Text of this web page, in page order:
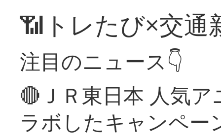
📶トレたび×交通
注目のニュース👇
🔴ＪＲ東日本 人気
ラボしたキャンペー